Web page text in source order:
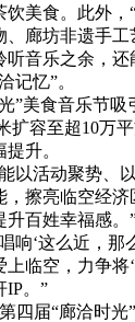
美食。此外，
、廊坊非遗手
音乐之余，还
记忆”。
”美食音乐节吸
扩容至超10万
升。
以活动聚势、
，擦亮临空经
百姓幸福感。
响‘这么近，那
临空，力争将
IP。”
四届“廊洽时